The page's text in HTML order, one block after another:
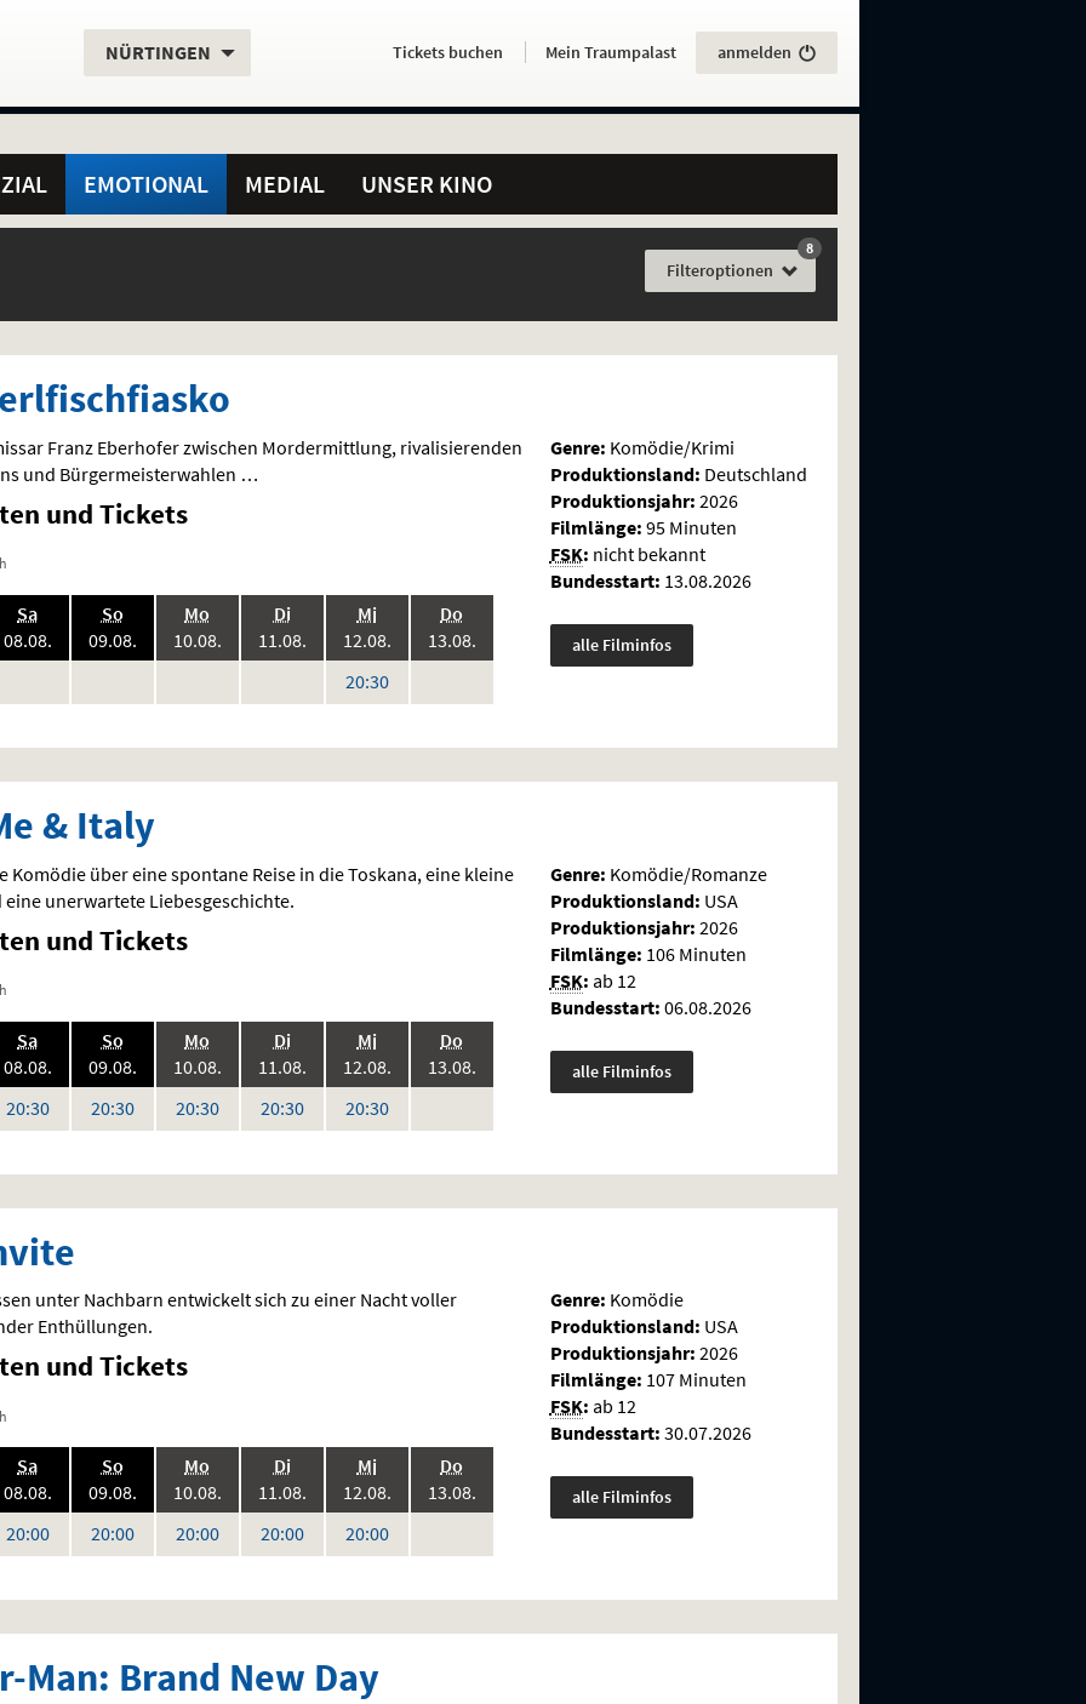
Aktueller
NÜRTINGEN Servicefunktionen
Aktuelles
HierTickets buchen . Mein Traumpalast anmelden
EMOTIONAL MEDIAL UNSER KINO
Filteroptionen
8 Filme
Franz Eberhofer zwischen Mordermittlung, rivalisierenden
und Bürgermeisterwahlen …
und Tickets
Sa.,
08.08. 2026:
So.,
09.08. 2026:
Vorstellungen
Mo
10.08. 2026:
Vorstellungen
Di.,
11.08. 2026:
Vorstellungen
Mi.,
12.08. 2026:
20:30Uhr
Do
13.08.
Vorstellungen
Genre: Komödie/Krimi
Produktionsland: Deutschland
Produktionsjahr: 2026
Filmlänge: 95 Minuten
FSK: nicht bekannt
Bundesstart: 13.08.2026
alle Filminfos
& Italy
Komödie über eine spontane Reise in die Toskana, eine kleine
eine unerwartete Liebesgeschichte.
und Tickets
Sa.,
08.08. 2026:
20:30Uhr
So.,
09.08. 2026:
20:30Uhr
Mo
10.08. 2026:
20:30Uhr
Di.,
11.08. 2026:
20:30Uhr
Mi.,
12.08. 2026:
20:30Uhr
Do
13.08.
Vorstellungen
Genre: Komödie/Romanze
Produktionsland: USA
Produktionsjahr: 2026
Filmlänge: 106 Minuten
FSK: ab 12
Bundesstart: 06.08.2026
alle Filminfos
unter Nachbarn entwickelt sich zu einer Nacht voller
Enthüllungen.
und Tickets
Sa.,
08.08.2026:
20:00Uhr
So.,
09.08.2026:
20:00Uhr
Mo
10.08.2026:
20:00Uhr
Di.,
11.08.2026:
20:00Uhr
Mi.,
12.08.2026:
20:00Uhr
Do
13.08.2026:
Vorstellungen
Genre: Komödie
Produktionsland: USA
Produktionsjahr: 2026
Filmlänge: 107 Minuten
FSK: ab 12
Bundesstart: 30.07.2026
alle Filminfos
Man: Brand New Day